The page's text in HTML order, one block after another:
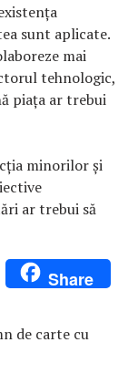
sunt aplicate.
mai
tehnologic,
piaţa ar trebui
minorilor şi
ar trebui să
C
o
Share
de carte cu